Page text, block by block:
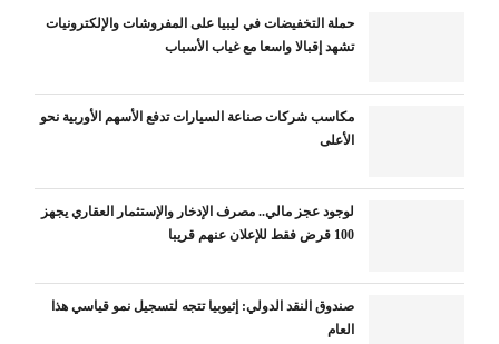
حملة التخفيضات في ليبيا على المفروشات والإلكترونيات
تشهد إقبالا واسعا مع غياب الأسباب
مكاسب شركات صناعة السيارات تدفع الأسهم الأوربية نحو
الأعلى
لوجود عجز مالي.. مصرف الإدخار والإستثمار العقاري يجهز
100 قرض فقط للإعلان عنهم قريبا
صندوق النقد الدولي: إثيوبيا تتجه لتسجيل نمو قياسي هذا
العام